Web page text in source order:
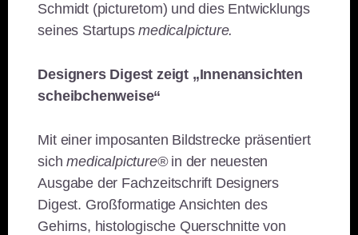
Schmidt (picturetom) und dies Entwicklungs
seines Startupsmedicalpicture.
Designers Digest zeigt „Innenansichten
scheibchenweise“
Mit einer imposanten Bildstrecke präsentiert
sichmedicalpicture®in der neuesten
Ausgabe der Fachzeitschrift Designers
Digest. Großformatige Ansichten des
Gehirns, histologische Querschnitte von